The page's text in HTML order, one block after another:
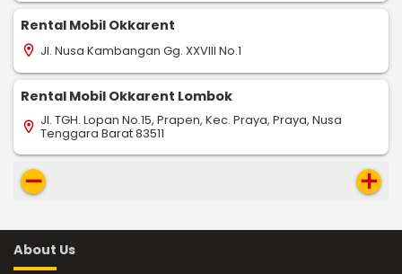
Rental Mobil Okkarent
location_on Jl. Nusa Kambangan Gg. XXVIII No.1
Rental Mobil Okkarent Lombok
location_on Jl. TGH. Lopan No.15, Prapen, Kec. Praya, Praya, Nusa
Tenggara Barat 83511
remove add
About Us